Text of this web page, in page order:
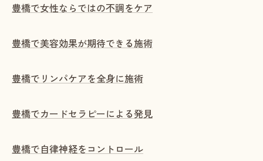
豊橋で女性ならではの不調をケア
豊橋で美容効果が期待できる施術
豊橋でリンパケアを全身に施術
豊橋でカードセラピーによる発見
豊橋で自律神経をコントロール